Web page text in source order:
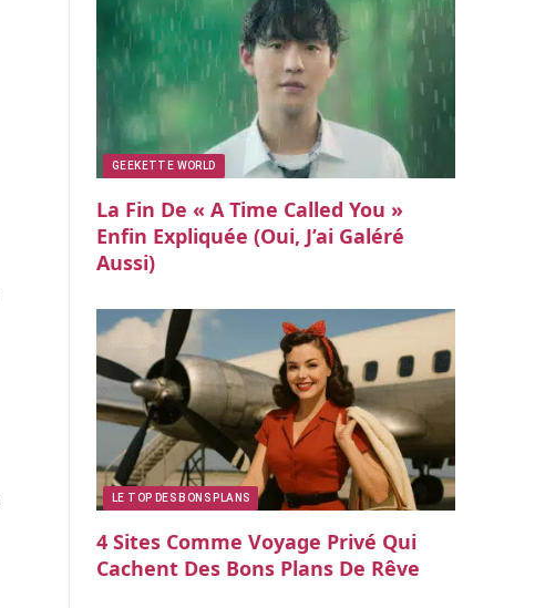
GEEKETTE WORLD
La Fin De « A Time Called You »
Enfin Expliquée (oui, J’ai Galéré
Aussi)
LE TOP DES BONS PLANS
4 Sites Comme Voyage Privé Qui
Cachent Des Bons Plans De Rêve